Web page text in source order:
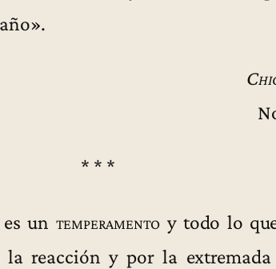
* * *
es un temperamento y todo lo
reacción y por la